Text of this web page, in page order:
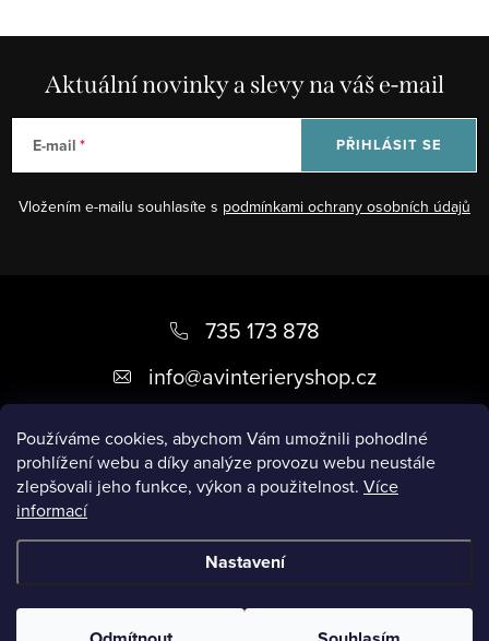
Používáme cookies, abychom Vám umožnili pohodlné
prohlížení webu a díky analýze provozu webu neustále
zlepšovali jeho funkce, výkon a použitelnost. Více
informací
Nastavení
Aktuální novinky a slevy na váš e-mail
E-mail
Vložením e-mailu souhlasíte s podmínkami ochrany osobních údajů
PŘIHLÁSIT SE
a
735 173 878
info@avinterieryshop.cz
Užitečné informace
Copyright 2026AV Interiéry. Všechna práva vyhrazena.